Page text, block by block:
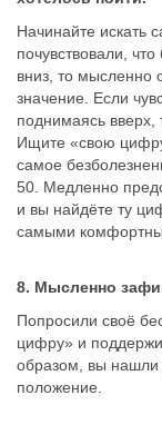
Начинайте искать
почувствовали,
вниз, то мысленно
значение. Если
поднимаясь вверх,
Ищите «свою
самое
50. Медленно
и вы найдёте ту
самыми
8. Мысленно
Попросили своё
цифру» и
образом, вы нашли
положение.